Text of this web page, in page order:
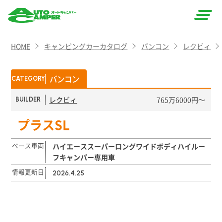
CAMPER
（オート
キャン
パー）
HOME キャンピングカーカタログ バンコン レクビィ
CATEGORY バンコン
BUILDER レクビィ 765万6000円〜
プラスSL
ベース車両
ハイエーススーパーロングワイドボディハイルー
フキャンパー専用車
情報更新日 2026.4.25